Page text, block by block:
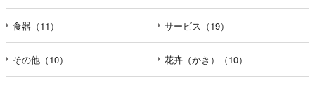
食器（11） サービス（19）
その他（10） 花卉（かき）（10）